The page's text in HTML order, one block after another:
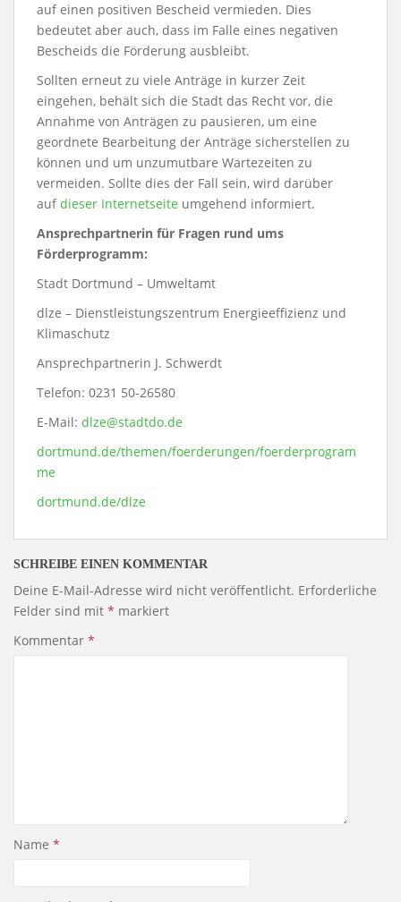
auf einen positiven Bescheid vermieden. Dies
bedeutet aber auch, dass im Falle eines negativen
Bescheids die Förderung ausbleibt.
Sollten erneut zu viele Anträge in kurzer Zeit
eingehen, behält sich die Stadt das Recht vor, die
Annahme von Anträgen zu pausieren, um eine
geordnete Bearbeitung der Anträge sicherstellen zu
können und um unzumutbare Wartezeiten zu
vermeiden. Sollte dies der Fall sein, wird darüber
aufdieser Internetseite umgehend informiert.
Ansprechpartnerin für Fragen rund ums
Förderprogramm:
Stadt Dortmund – Umweltamt
dlze – Dienstleistungszentrum Energieeffizienz und
Klimaschutz
Ansprechpartnerin J. Schwerdt
Telefon: 0231 50-26580
E-Mail: dlze@stadtdo.de
dortmund.de/themen/foerderungen/foerderprogram
me
dortmund.de/dlze
SCHREIBE EINEN KOMMENTAR
Deine E-Mail-Adresse wird nicht veröffentlicht. Erforderliche
Felder sind mit * markiert
Kommentar *
Name *